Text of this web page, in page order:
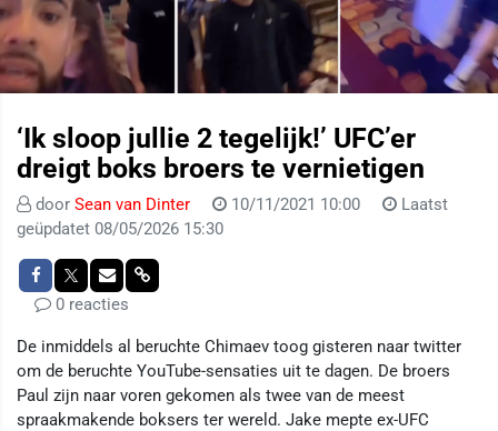
‘Ik sloop jullie 2 tegelijk!’ UFC’er
dreigt boks broers te vernietigen
door Sean van Dinter 10/11/2021 10:00
Laatst
geüpdatet 08/05/2026 15:30
0 reacties
De inmiddels al beruchte Chimaev toog gisteren naar twitter
om de beruchte YouTube-sensaties uit te dagen. De broers
Paul zijn naar voren gekomen als twee van de meest
spraakmakende boksers ter wereld. Jake mepte ex-UFC